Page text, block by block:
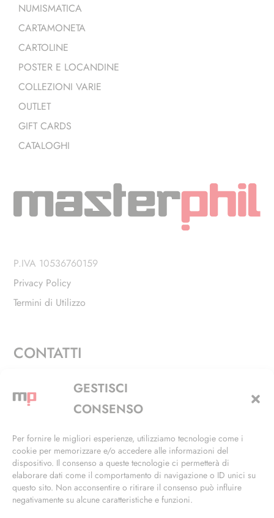
GESTISCI
CONSENSO
Per fornire le migliori esperienze, utilizziamo tecnologie come i
cookie per memorizzare e/o accedere alle informazioni del
dispositivo. Il consenso a queste tecnologie ci permetterà di
elaborare dati come il comportamento di navigazione o ID unici su
questo sito. Non acconsentire o ritirare il consenso può influire
negativamente su alcune caratteristiche e funzioni.
NUMISMATICA
CARTAMONETA
CARTOLINE
POSTER E LOCANDINE
COLLEZIONI VARIE
OUTLET
GIFT CARDS
CATALOGHI
P.IVA 10536760159
Privacy Policy
Termini di Utilizzo
CONTATTI
Via Alfieri, 27 - Trezzano Sul Naviglio (MI)
+39 02 4846 3155
info@masterphil.it